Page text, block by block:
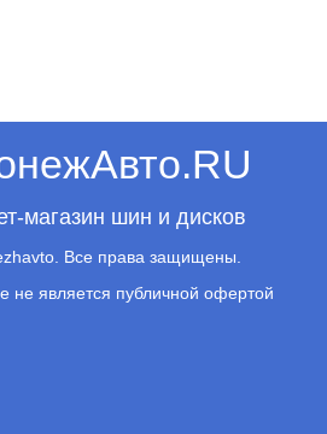
магазин шин и дисков
Все права защищены.
не является публичной офертой